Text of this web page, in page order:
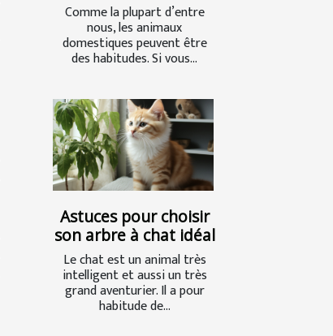
Comme la plupart d’entre
nous, les animaux
domestiques peuvent être
des habitudes. Si vous...
Astuces pour choisir
son arbre à chat idéal
Le chat est un animal très
intelligent et aussi un très
grand aventurier. Il a pour
habitude de...